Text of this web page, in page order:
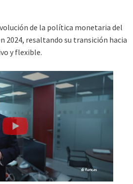
de la política monetaria del
2024, resaltando su transición hacia
y flexible.